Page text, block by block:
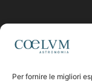
Per fornire le migliori